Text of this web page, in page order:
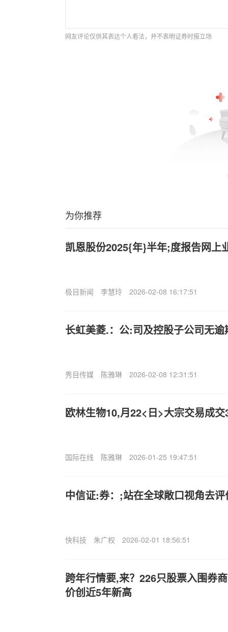
网友评论仅供其表达个人看法，并不表明证券时报立场
为你推荐
凯恩股份2025{年}半年;度报告网上
极目新闻 李慧玲 2026-02-08 16:17:51
长虹美菱.：公:司及控股子公司无
秀目传媒 陈雅琳 2026-02-08 12:31:51
欧林生物10,月22<日>大宗交易成
国际在线 陈雅琳 2026-01-25 19:47:51
中信证:券：;站在全球敞口视角去
快科技 朱广权 2026-02-01 18:56:51
跨年行情要,来？226只股票入围券
价创近5年新高